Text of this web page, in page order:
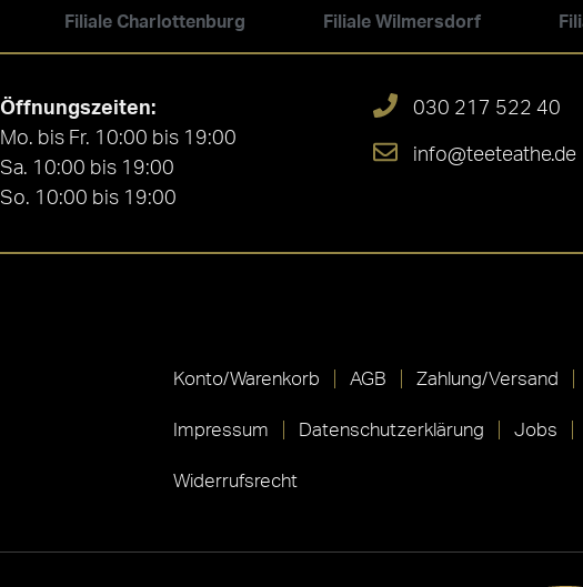
Filiale Charlottenburg Filiale Wilmersdorf
Öffnungszeiten:
Mo. bis Fr. 10:00 bis 19:00
Sa. 10:00 bis 19:00
So. 10:00 bis 19:00
030 217 522 40
info@teeteathe.de
Konto/Warenkorb AGB Zahlung/Versand
Impressum Datenschutzerklärung Jobs
Widerrufsrecht